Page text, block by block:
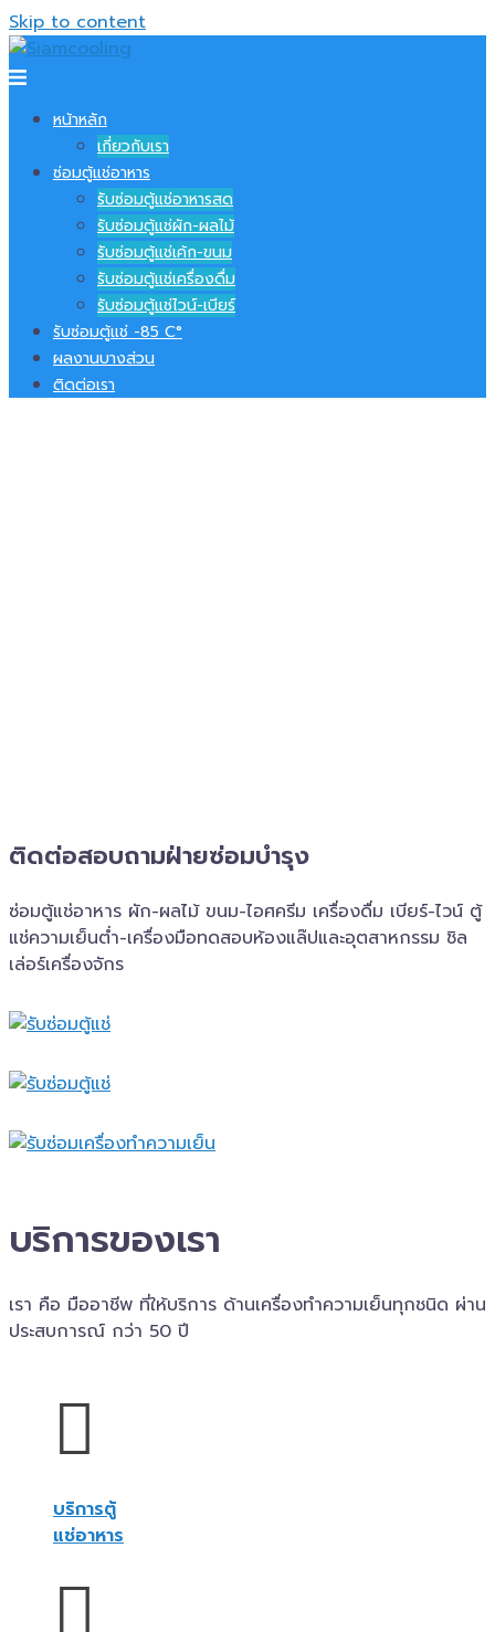
Skip to content
หน้าหลัก
เกี่ยวกับเรา
ซ่อมตู้แช่อาหาร
รับซ่อมตู้แช่อาหารสด
รับซ่อมตู้แช่ผัก-ผลไม้
รับซ่อมตู้แช่เค้ก-ขนม
รับซ่อมตู้แช่เครื่องดื่ม
รับซ่อมตู้แช่ไวน์-เบียร์
รับซ่อมตู้แช่ -​85 C°
ผลงานบางส่วน
ติดต่อเรา
ติดต่อสอบถาม​ฝ่ายซ่อมบำรุง
ซ่อมตู้แช่อาหาร ผัก-ผลไม้ ขนม-ไอศครีม เครื่องดื่ม เบียร์-ไวน์ ตู้
แช่ความเย็นต่ำ-เครื่องมือทดสอบห้องแล๊ปและอุตสาหกรรม ชิล
เล่อร์เครื่อง​จักร
บริการของเรา
เรา คือ มืออาชีพ ที่ให้บริการ ด้านเครื่องทำความเย็นทุกชนิด ผ่าน
ประสบการณ์ กว่า 50 ปี
บริการตู้
แช่อาหาร